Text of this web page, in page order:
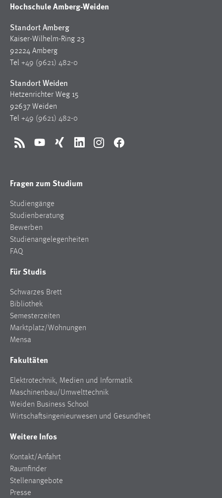
Hochschule Amberg-Weiden
Standort Amberg
Kaiser-Wilhelm-Ring 23
92224 Amberg
Tel +49 (9621) 482-0
Standort Weiden
Hetzenrichter Weg 15
92637 Weiden
Tel +49 (9621) 482-0
RSS YouTubeXing LinkedInInstagramFacebook
Fragen zum Studium
Studiengänge
Studienberatung
Bewerben
Studienangelegenheiten
FAQ
Für Studis
Schwarzes Brett
Bibliothek
Semesterzeiten
Marktplatz/Wohnungen
Mensa
Fakultäten
Elektrotechnik, Medien und Informatik
Maschinenbau/Umwelttechnik
Weiden Business School
Wirtschaftsingenieurwesen und Gesundheit
Weitere Infos
Kontakt/Anfahrt
Raumfinder
Stellenangebote
Presse